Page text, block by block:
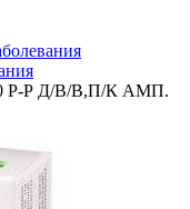
Р Д/В/В,П/К АМП.